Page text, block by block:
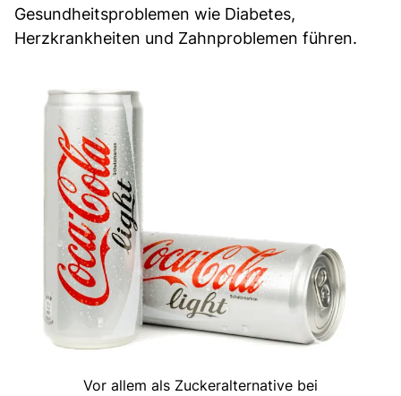
Gesundheitsproblemen wie Diabetes,
Herzkrankheiten und Zahnproblemen führen.
Vor allem als Zuckeralternative bei